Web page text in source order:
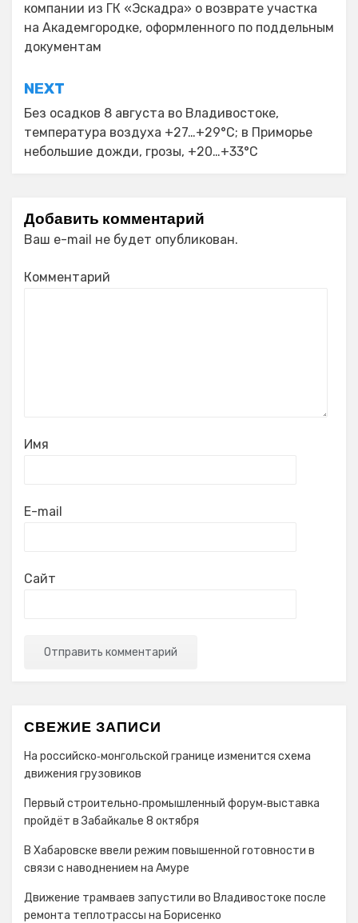
записям
компании из ГК «Эскадра» о возврате участка
на Академгородке, оформленного по поддельным
документам
NEXT
Без осадков 8 августа во Владивостоке,
температура воздуха +27…+29°С; в Приморье
небольшие дожди, грозы, +20…+33°C
Добавить комментарий
Ваш e-mail не будет опубликован.
Комментарий
Имя
E-mail
Сайт
СВЕЖИЕ ЗАПИСИ
На российско‑монгольской границе изменится схема
движения грузовиков
Первый строительно‑промышленный форум‑выставка
пройдёт в Забайкалье 8 октября
В Хабаровске ввели режим повышенной готовности в
связи с наводнением на Амуре
Движение трамваев запустили во Владивостоке после
ремонта теплотрассы на Борисенко